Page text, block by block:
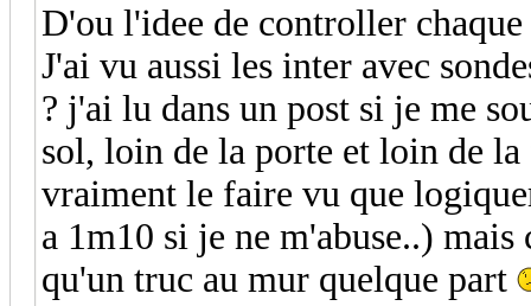
D'ou l'idee de controller
J'ai vu aussi les inter avec
? j'ai lu dans un post si je me
sol, loin de la porte et loin de
vraiment le faire vu que
a 1m10 si je ne m'abuse..)
qu'un truc au mur quelque part